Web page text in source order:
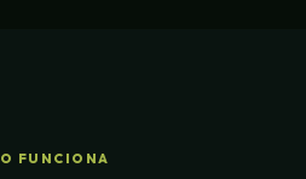
FUNCIONA